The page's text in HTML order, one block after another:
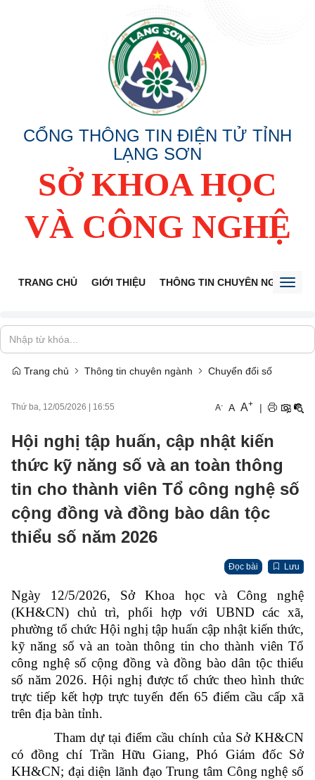
CỔNG THÔNG TIN ĐIỆN TỬ TỈNH
LẠNG SƠN
SỞ KHOA HỌC
VÀ CÔNG NGHỆ
TRANG CHỦ GIỚI THIỆU THÔNG TIN CHUYÊN NGÀNH
Trang chủ Thông tin chuyên ngành Chuyển đổi số
Thứ ba, 12/05/2026 16:55 A- A A+ |
Hội nghị tập huấn, cập nhật kiến
thức kỹ năng số và an toàn thông
tin cho thành viên Tổ công nghệ số
cộng đồng và đồng bào dân tộc
thiểu số năm 2026
Đọc bài Lưu
Ngày 12/5/2026, Sở Khoa học và Công nghệ
(KH&CN) chủ trì, phối hợp với UBND các xã,
phường tổ chức Hội nghị tập huấn cập nhật kiến thức,
kỹ năng số và an toàn thông tin cho thành viên Tổ
công nghệ số cộng đồng và đồng bào dân tộc thiểu
số năm 2026. Hội nghị được tổ chức theo hình thức
trực tiếp kết hợp trực tuyến đến 65 điểm cầu cấp xã
trên địa bàn tỉnh.
Tham dự tại điểm cầu chính của Sở KH&CN
có đồng chí Trần Hữu Giang, Phó Giám đốc Sở
KH&CN; đại diện lãnh đạo Trung tâm Công nghệ số